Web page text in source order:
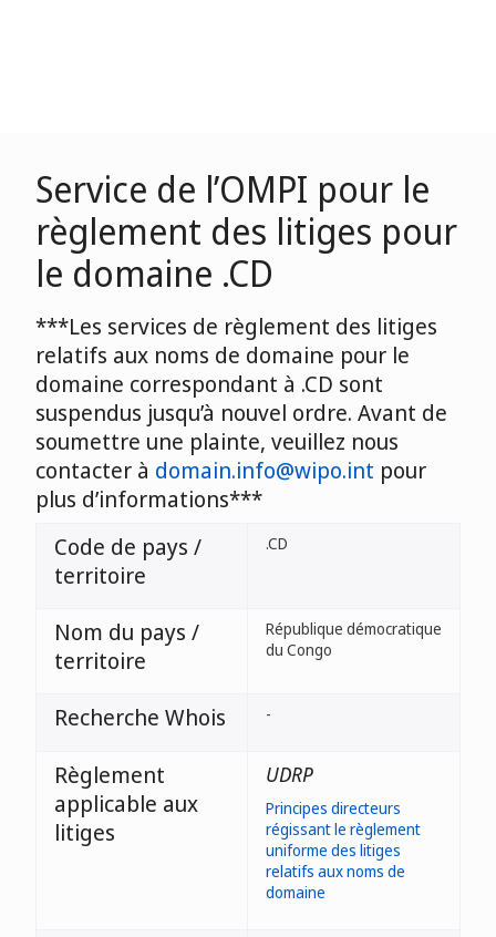
Service de l’OMPI pour le
règlement des litiges pour
le domaine .CD
***Les services de règlement des litiges
relatifs aux noms de domaine pour le
domaine correspondant à .CD sont
suspendus jusqu’à nouvel ordre. Avant de
soumettre une plainte, veuillez nous
contacter à domain.info@wipo.int pour
plus d’informations***
Code de pays /
territoire
.CD
Nom du pays /
territoire
République démocratique
du Congo
Recherche Whois -
Règlement
applicable aux
litiges
UDRP
Principes directeurs
régissant le règlement
uniforme des litiges
relatifs aux noms de
domaine